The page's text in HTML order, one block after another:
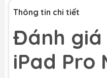
Thông tin chi tiết
Đánh giá
iPad Pro